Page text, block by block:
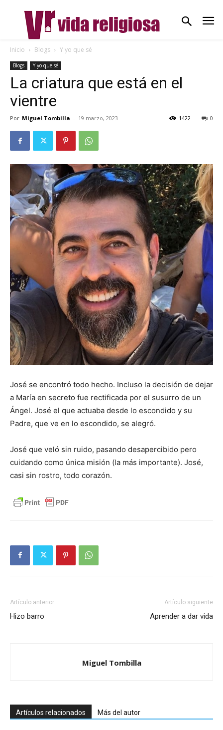
Inicio Blogs Y yo que sé
Blogs Y yo que sé
La criatura que está en el
vientre
Por Miguel Tombilla - 19 marzo, 2023 0
1422
José se encontró todo hecho. Incluso la decisión de dejar
a María en secreto fue rectificada por el susurro de un
Ángel. José el que actuaba desde lo escondido y su
Padre, que ve en lo escondido, se alegró.
José que veló sin ruido, pasando desapercibido pero
cuidando como única misión (la más importante). José,
casi sin rostro, todo corazón.
Artículo anterior
Hizo barro
Artículo siguiente
Aprender a dar vida
Miguel Tombilla
Artículos relacionados Más del autor